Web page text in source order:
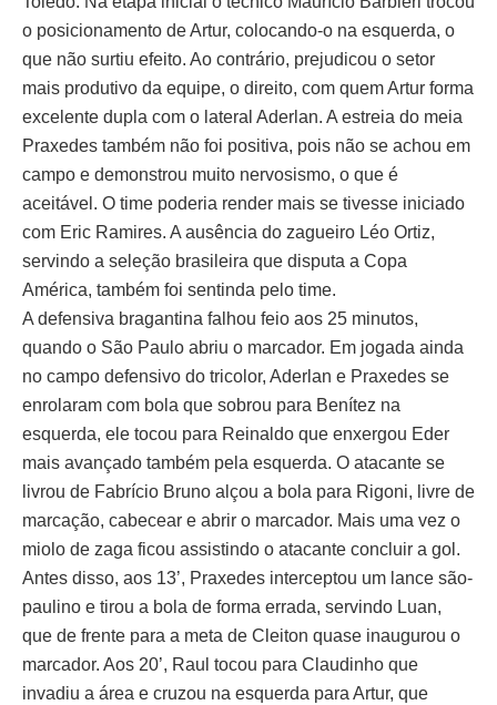
o posicionamento de Artur, colocando-o na esquerda, o
que não surtiu efeito. Ao contrário, prejudicou o setor
mais produtivo da equipe, o direito, com quem Artur forma
excelente dupla com o lateral Aderlan. A estreia do meia
Praxedes também não foi positiva, pois não se achou em
campo e demonstrou muito nervosismo, o que é
aceitável. O time poderia render mais se tivesse iniciado
com Eric Ramires. A ausência do zagueiro Léo Ortiz,
servindo a seleção brasileira que disputa a Copa
América, também foi sentinda pelo time.
A defensiva bragantina falhou feio aos 25 minutos,
quando o São Paulo abriu o marcador. Em jogada ainda
no campo defensivo do tricolor, Aderlan e Praxedes se
enrolaram com bola que sobrou para Benítez na
esquerda, ele tocou para Reinaldo que enxergou Eder
mais avançado também pela esquerda. O atacante se
livrou de Fabrício Bruno alçou a bola para Rigoni, livre de
marcação, cabecear e abrir o marcador. Mais uma vez o
miolo de zaga ficou assistindo o atacante concluir a gol.
Antes disso, aos 13’, Praxedes interceptou um lance são-
paulino e tirou a bola de forma errada, servindo Luan,
que de frente para a meta de Cleiton quase inaugurou o
marcador. Aos 20’, Raul tocou para Claudinho que
invadiu a área e cruzou na esquerda para Artur, que